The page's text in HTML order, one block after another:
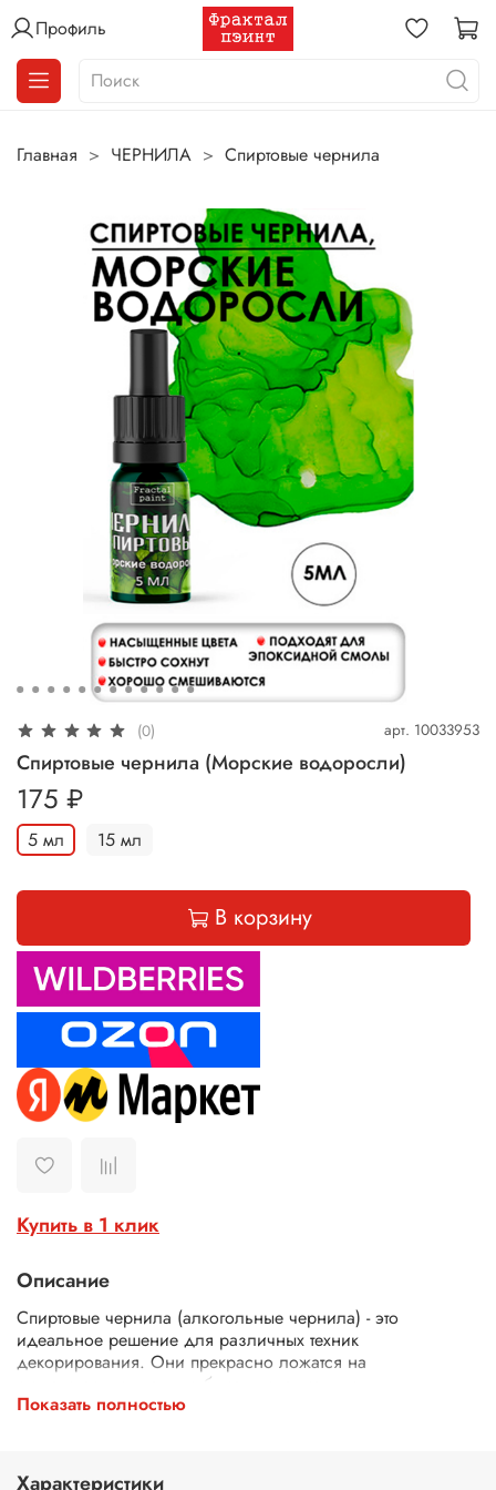
Профиль
Главная ЧЕРНИЛА Спиртовые чернила
(0) арт. 10033953
Спиртовые чернила (Морские водоросли)
175 ₽
5 мл 15 мл
В корзину
Купить в 1 клик
Описание
Спиртовые чернила (алкогольные чернила) - это
идеальное решение для различных техник
декорирования. Они прекрасно ложатся на
синтетическую гладкую бумагу, специально
предназначенную для чернил для рисования. Эти
создавать новые оттенки.
Показать полностью
Характеристики